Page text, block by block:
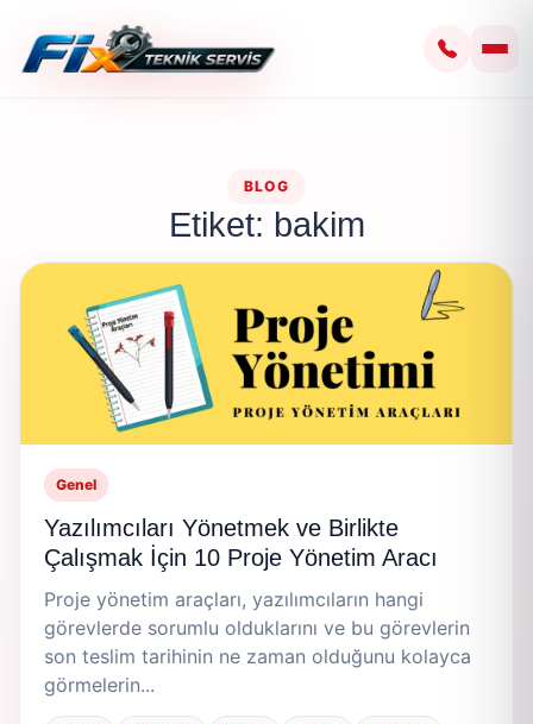
BLOG
Etiket: bakim
Genel
Yazılımcıları Yönetmek ve Birlikte
Çalışmak İçin 10 Proje Yönetim Aracı
Proje yönetim araçları, yazılımcıların hangi
görevlerde sorumlu olduklarını ve bu görevlerin
son teslim tarihinin ne zaman olduğunu kolayca
görmelerin...